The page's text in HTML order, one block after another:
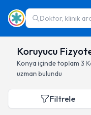
Doktor, klinik
Koruyucu
Konya içinde toplam 3
uzman bulundu
Filtrele